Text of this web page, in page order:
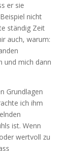
er sie
nicht
ständig Zeit
auch, warum:
und mich dann
Grundlagen
ich ihm
ist. Wenn
wertvoll zu